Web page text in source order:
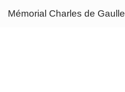
Mémorial Charles de Gaulle